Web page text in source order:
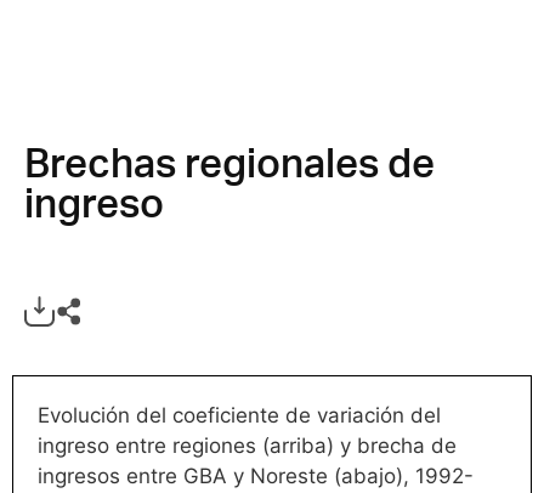
Brechas regionales de
ingreso
Evolución del coeficiente de variación del
ingreso entre regiones (arriba) y brecha de
ingresos entre GBA y Noreste (abajo), 1992-